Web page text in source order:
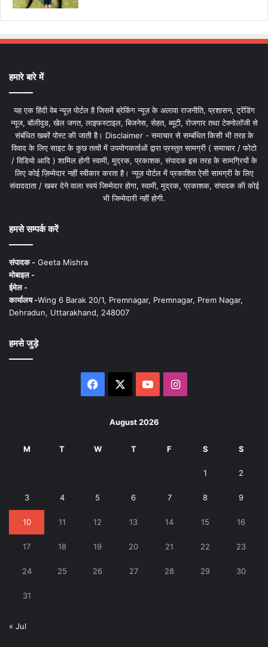
हमारे बारे में
यह एक हिंदी वेब न्यूज़ पोर्टल है जिसमें ब्रेकिंग न्यूज़ के अलावा राजनीति, प्रशासन, ट्रेंडिंग
न्यूज, बॉलीवुड, खेल जगत, लाइफस्टाइल, बिजनेस, सेहत, ब्यूटी, रोजगार तथा टेक्नोलॉजी से
संबंधित खबरें पोस्ट की जाती है। Disclaimer - समाचार से सम्बंधित किसी भी तरह के
विवाद के लिए साइट के कुछ तत्वों में उपयोगकर्ताओं द्वारा प्रस्तुत सामग्री ( समाचार / फोटो
/ विडियो आदि ) शामिल होगी स्वामी, मुद्रक, प्रकाशक, संपादक इस तरह के सामग्रियों के
लिए कोई ज़िम्मेदार नहीं स्वीकार करता है। न्यूज़ पोर्टल में प्रकाशित ऐसी सामग्री के लिए
संवाददाता / खबर देने वाला स्वयं जिम्मेदार होगा, स्वामी, मुद्रक, प्रकाशक, संपादक की कोई
भी जिम्मेदारी नहीं होगी.
हमसे सम्पर्क करें
संपादक - Geeta Mishra
मोबाइल -
ईमेल -
कार्यालय -Wing 6 Barak 20/1, Premnagar, Premnagar, Prem Nagar,
Dehradun, Uttarakhand, 248007
हमसे जुड़े
Facebook YouTubeInstagram
August 2026
M T W T F S S
1 2
3 4 5 6 7 8 9
10 11 12 13 14 15 16
17 18 19 20 21 22 23
24 25 26 27 28 29 30
31
« Jul